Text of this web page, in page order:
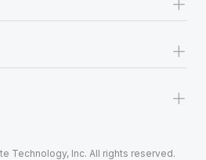
+
+
Technology, Inc. All rights reserved.